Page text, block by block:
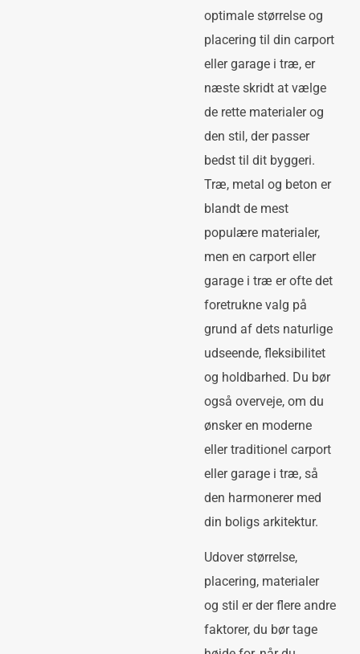
optimale størrelse og
placering til din carport
eller garage i træ, er
næste skridt at vælge
de rette materialer og
den stil, der passer
bedst til dit byggeri.
Træ, metal og beton er
blandt de mest
populære materialer,
men en carport eller
garage i træ er ofte det
foretrukne valg på
grund af dets naturlige
udseende, fleksibilitet
og holdbarhed. Du bør
også overveje, om du
ønsker en moderne
eller traditionel carport
eller garage i træ, så
den harmonerer med
din boligs arkitektur.
Udover størrelse,
placering, materialer
og stil er der flere andre
faktorer, du bør tage